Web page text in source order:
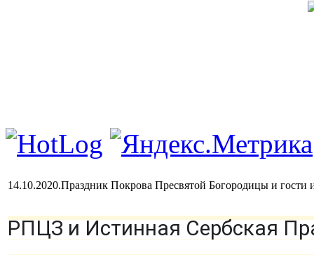
14.10.2020.Праздник Покрова Пресвятой Богородицы и гости
РПЦЗ и Истинная Сербская